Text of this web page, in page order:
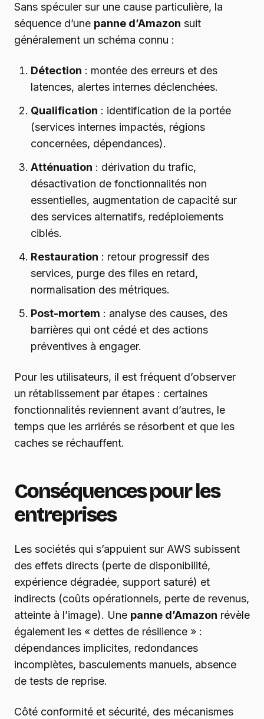
Sans spéculer sur une cause particulière, la
séquence d’une panne d’Amazon suit
généralement un schéma connu :
Détection : montée des erreurs et des
latences, alertes internes déclenchées.
Qualification : identification de la portée
(services internes impactés, régions
concernées, dépendances).
Atténuation : dérivation du trafic,
désactivation de fonctionnalités non
essentielles, augmentation de capacité sur
des services alternatifs, redéploiements
ciblés.
Restauration : retour progressif des
services, purge des files en retard,
normalisation des métriques.
Post-mortem : analyse des causes, des
barrières qui ont cédé et des actions
préventives à engager.
Pour les utilisateurs, il est fréquent d’observer
un rétablissement par étapes : certaines
fonctionnalités reviennent avant d’autres, le
temps que les arriérés se résorbent et que les
caches se réchauffent.
Conséquences pour les
entreprises
Les sociétés qui s’appuient sur AWS subissent
des effets directs (perte de disponibilité,
expérience dégradée, support saturé) et
indirects (coûts opérationnels, perte de revenus,
atteinte à l’image). Une panne d’Amazon révèle
également les « dettes de résilience » :
dépendances implicites, redondances
incomplètes, basculements manuels, absence
de tests de reprise.
Côté conformité et sécurité, des mécanismes